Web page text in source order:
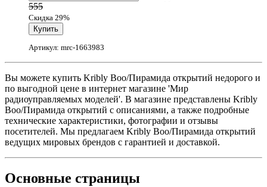
555
Скидка 29%
Артикул: mrc-1663983
Вы можете купить Kribly Boo/Пирамида открытий недорого и
по выгодной цене в интернет магазине 'Мир
радиоуправляемых моделей'. В магазине представлены Kribly
Boo/Пирамида открытий с описаниями, а также подробные
технические характеристики, фотографии и отзывы
посетителей. Мы предлагаем Kribly Boo/Пирамида открытий
ведущих мировых брендов с гарантией и доставкой.
Основные страницы